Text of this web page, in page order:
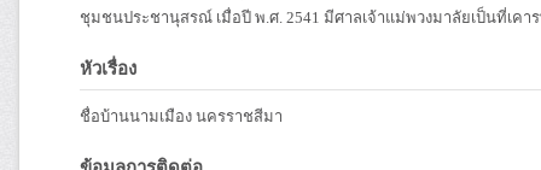
ชุมชนประชานุสรณ์ เมื่อปี พ.ศ. 2541 มีศาลเจ้าแม่พวงมาลัยเป็นที่เค
หัวเรื่อง
ชื่อบ้านนามเมือง นครราชสีมา